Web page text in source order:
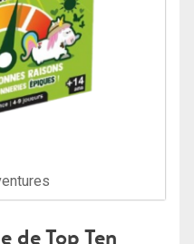
de Top Ten